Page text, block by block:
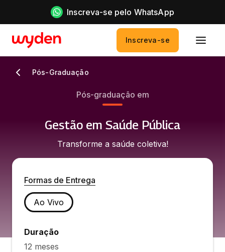
Inscreva-se pelo WhatsApp
Inscreva-se
Pós-Graduação
Pós-graduação em
Gestão em Saúde Pública
Transforme a saúde coletiva!
Formas de Entrega
Ao Vivo
Duração
12 meses